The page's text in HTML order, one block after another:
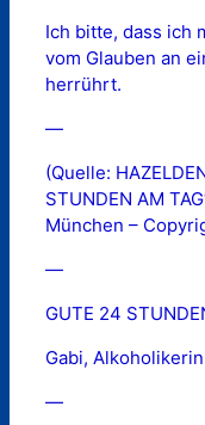
Ich bitte, dass ich
vom Glauben an
herrührt.
—
(Quelle:
STUNDEN AM
München –
—
GUTE 24
Gabi, Alkoholikerin
—